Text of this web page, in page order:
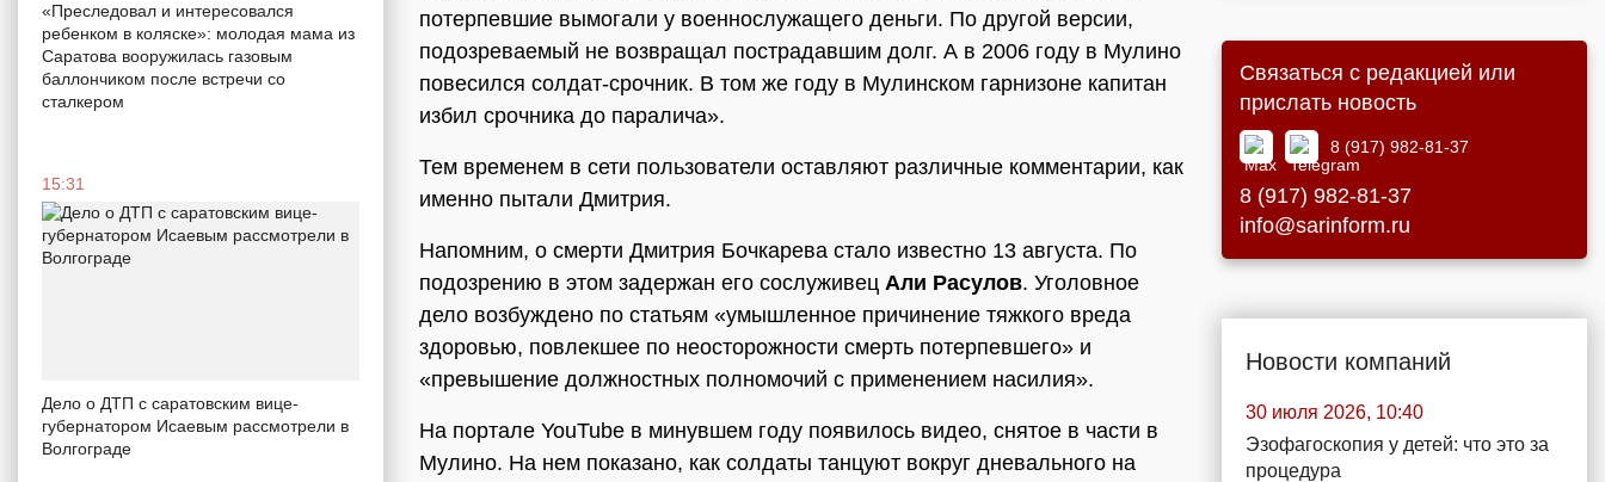
«Преследовал и интересовался
ребенком в коляске»: молодая мама из
Саратова вооружилась газовым
баллончиком после встречи со
сталкером
15:31
Дело о ДТП с саратовским вице-
губернатором Исаевым рассмотрели в
Волгограде
потерпевшие вымогали у военнослужащего деньги. По другой версии,
подозреваемый не возвращал пострадавшим долг. А в 2006 году в Мулино
повесился солдат-срочник. В том же году в Мулинском гарнизоне капитан
избил срочника до паралича».
Тем временем в сети пользователи оставляют различные комментарии, как
именно пытали Дмитрия.
Напомним, о смерти Дмитрия Бочкарева стало известно 13 августа. По
подозрению в этом задержан его сослуживец Али Расулов. Уголовное
дело возбуждено по статьям «умышленное причинение тяжкого вреда
здоровью, повлекшее по неосторожности смерть потерпевшего» и
«превышение должностных полномочий с применением насилия».
На портале YouTube в минувшем году появилось видео, снятое в части в
Мулино. На нем показано, как солдаты танцуют вокруг дневального на
Связаться с редакцией или
прислать новость
8 (917) 982-81-37
8 (917) 982-81-37
info@sarinform.ru
Новости компаний
30 июля 2026, 10:40
Эзофагоскопия у детей: что это за
процедура